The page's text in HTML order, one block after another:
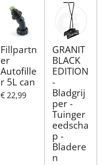
Fillpartn
er
Autofille
r 5L can
€ 22,99
GRANIT
BLACK
EDITION
-
Bladgrij
per -
Tuinger
eedscha
p -
Bladere
n